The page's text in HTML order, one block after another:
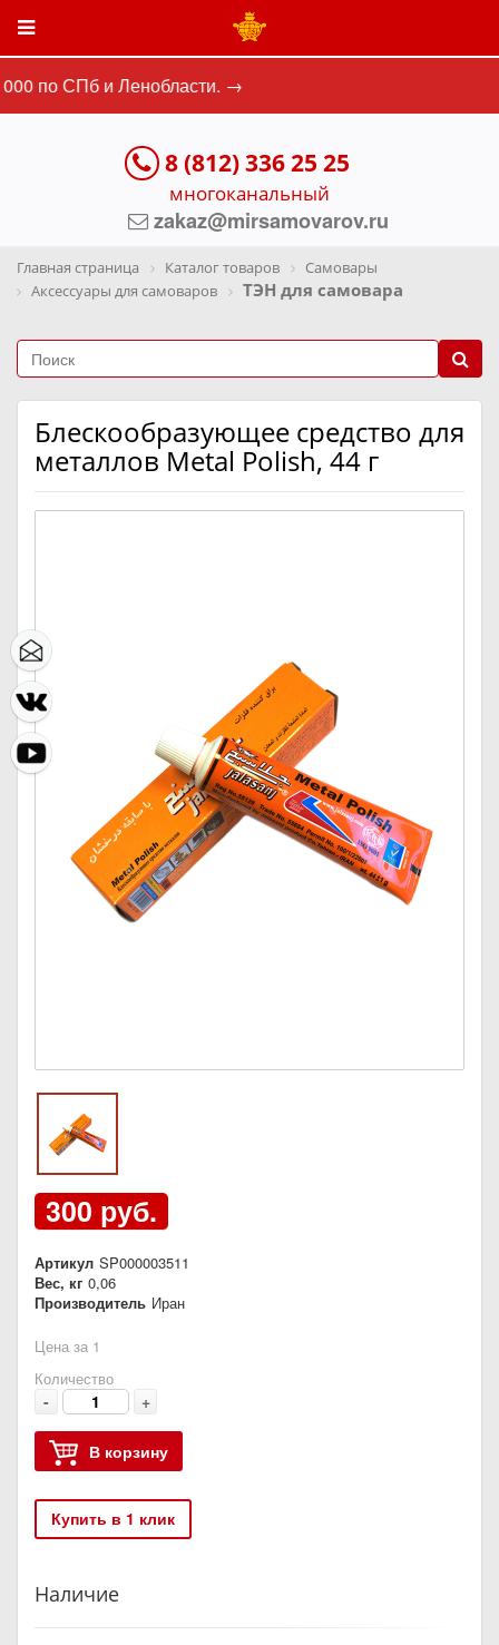
по СПб и Ленобласти. →
8 (812) 336 25 25
многоканальный
zakaz@mirsamovarov.ru
Главная страница Каталог товаров
Самовары
Аксессуары для самоваров
ТЭН для самовара
Блескообразующее средство для
металлов Metal Polish, 44 г
300 руб.
Артикул SP000003511
Вес, кг 0,06
Производитель Иран
Цена за 1
Количество
- +
В корзину
Купить в 1 клик
Наличие